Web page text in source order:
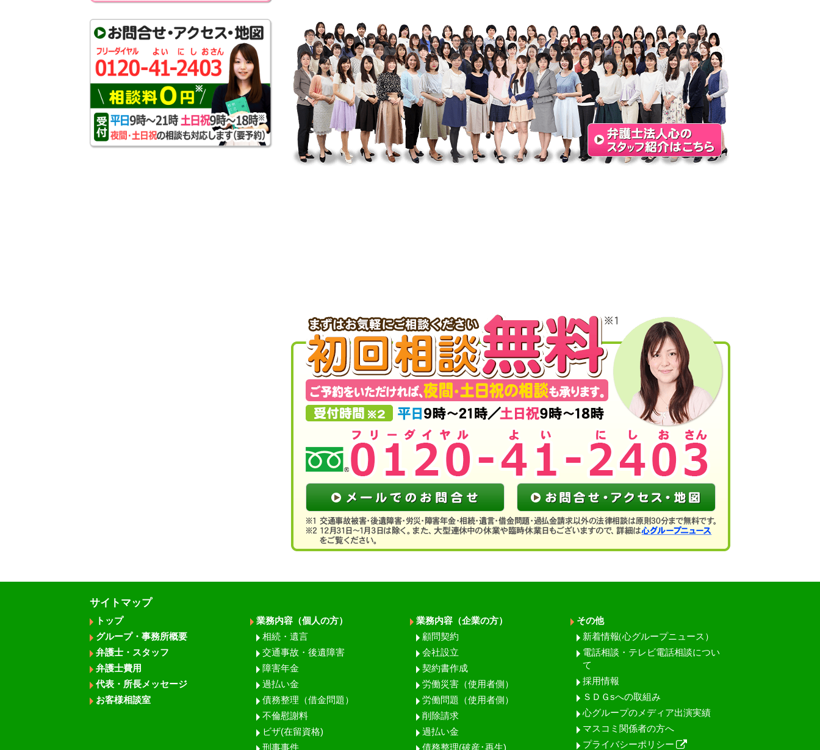
サイトマップ
トップ
グループ・事務所概要
弁護士・スタッフ
弁護士費用
代表・所長メッセージ
お客様相談室
業務内容（個人の方）
相続・遺言
交通事故・後遺障害
障害年金
過払い金
債務整理（借金問題）
不倫慰謝料
ビザ(在留資格)
刑事事件
業務内容（企業の方）
顧問契約
会社設立
契約書作成
労働災害（使用者側）
労働問題（使用者側）
削除請求
過払い金
債務整理(破産･再生)
その他
新着情報（心グループニュース）
電話相談・テレビ電話相談につい
て
採用情報
ＳＤＧsへの取組み
心グループのメディア出演実績
マスコミ関係者の方へ
プライバシーポリシー